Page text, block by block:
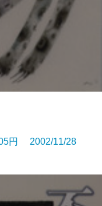
円 2002/11/28